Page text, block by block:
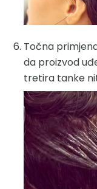
Točna
da proizvod
tretira tanke